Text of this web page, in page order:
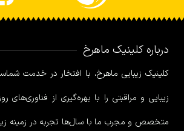
درباره کلینیک ماهرخ
کلینیک زیبایی ماهرخ، با افتخار در خدمت
زیبایی و مراقبتی را با بهره‌گیری از فناوری‌های
متخصص و مجرب ما با سال‌ها تجربه در زمینه